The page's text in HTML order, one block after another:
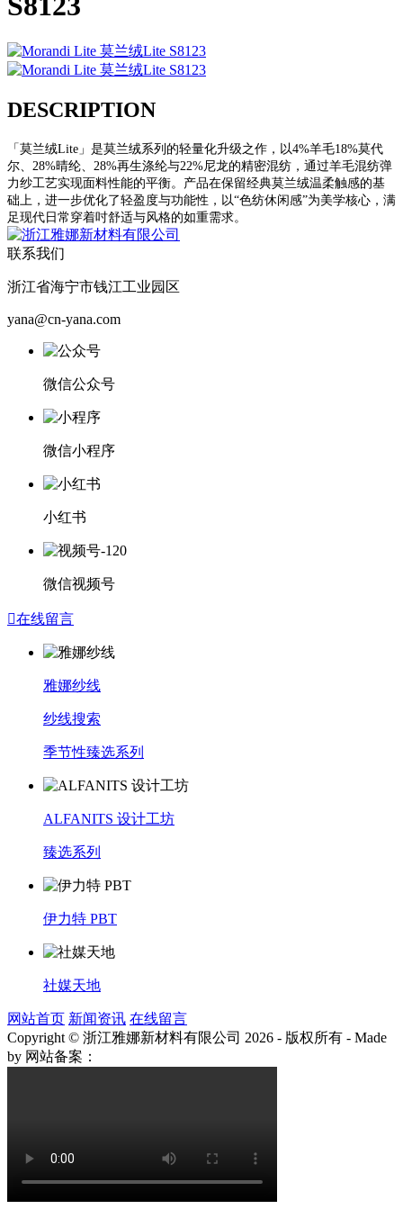
DESCRIPTION
「莫兰绒Lite」是莫兰绒系列的轻量化升级之作，以4%羊毛18%莫代
尔、28%晴纶、28%再生涤纶与22%尼龙的精密混纺，通过羊毛混纺弹
力纱工艺实现面料性能的平衡。产品在保留经典莫兰绒温柔触感的基
础上，进一步优化了轻盈度与功能性，以“色纺休闲感”为美学核心，满
足现代日常穿着吋舒适与风格的如重需求。
联系我们
浙江省海宁市钱江工业园区
yana@cn-yana.com
微信公众号
微信小程序
小红书
微信视频号
在线留言
雅娜纱线
纱线搜索
季节性臻选系列
ALFANITS 设计工坊
臻选系列
伊力特 PBT
社媒天地
网站首页 新闻资讯 在线留言
Copyright © 浙江雅娜新材料有限公司 2026 - 版权所有 - Made
by 网站备案：